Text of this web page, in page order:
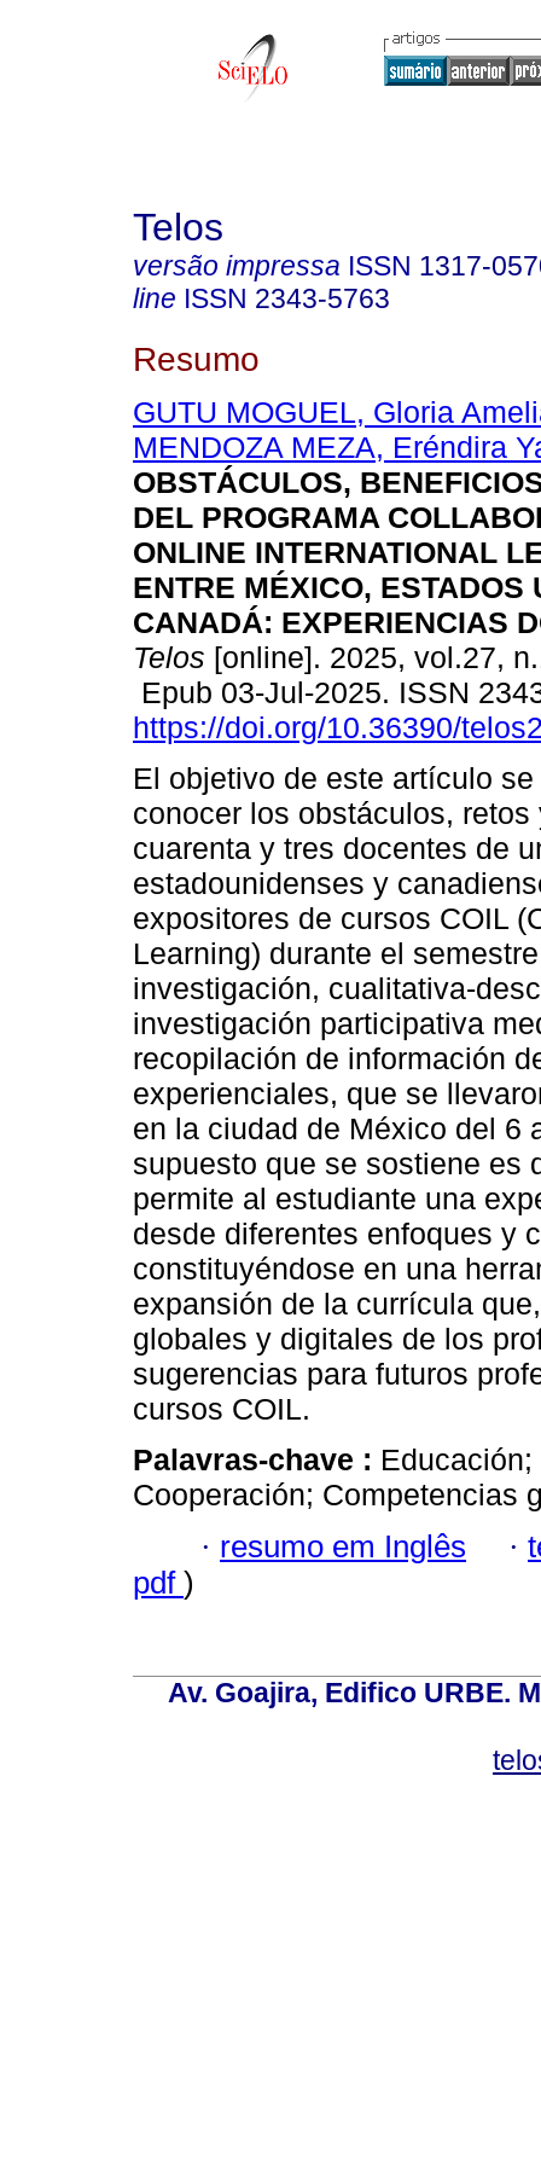
Telos
versão impressa ISSN 1317-
line ISSN 2343-5763
Resumo
GUTU MOGUEL, Gloria
MENDOZA MEZA, Eréndira
OBSTÁCULOS,
DEL PROGRAMA
ONLINE INTERNATIONAL
ENTRE MÉXICO, ESTADOS
CANADÁ: EXPERIENCIAS
Telos [online]. 2025, vol.27,
Epub 03-Jul-2025. ISSN
https://doi.org/10.36390/
El objetivo de este artículo
conocer los obstáculos,
cuarenta y tres docentes de
estadounidenses y
expositores de cursos COIL
Learning) durante el
investigación, cualitativa-
investigación participativa
recopilación de información
experienciales, que se
en la ciudad de México del 6
supuesto que se sostiene es
permite al estudiante una
desde diferentes enfoques y
constituyéndose en una
expansión de la currícula
globales y digitales de los
sugerencias para futuros
cursos COIL.
Palavras-chave :
Cooperación; Competencias
· resumo em Inglês ·
pdf )
Av. Goajira, Edifico URBE.